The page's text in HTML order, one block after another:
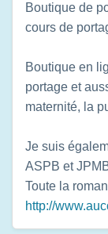
Boutique de
cours de
Boutique en
portage et
maternité, la
Je suis
ASPB et
Toute la
http://